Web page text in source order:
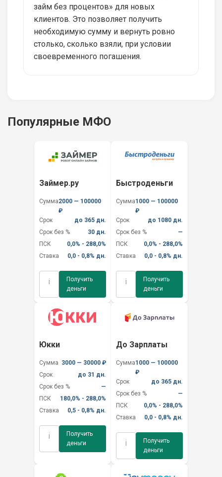
займ без процентов» для новых
клиентов. Это позволяет получить
необходимую сумму и вернуть ровно
столько, сколько взяли, при условии
своевременного погашения.
Популярные МФО
Займер.ру
Сумма2000 — 100000
₽
Срок
до 365 дн.
Срок без %
30 дн.
ПСК
0,0% - 288,0%
Ставка
0,0 - 0,8% дн.
i
Получить
деньги
Быстроденьги
Сумма1000 — 100000
₽
Срок
до 1080 дн.
Срок без %
—
ПСК
0,0% - 288,0%
Ставка
0,0 - 0,8% дн.
i
Получить
деньги
Юкки
Сумма 3000 — 30000 ₽
Срок
до 31 дн.
Срок без %
—
ПСК
180,0% - 288,0%
Ставка
0,5 - 0,8% дн.
i
Получить
деньги
До Зарплаты
Сумма1000 — 100000
₽
Срок
до 365 дн.
Срок без %
—
ПСК
0,0% - 288,0%
Ставка
0,0 - 0,8% дн.
i
Получить
деньги